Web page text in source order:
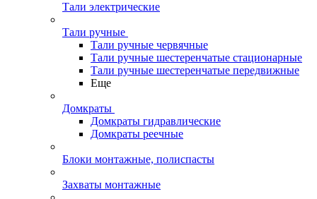
Тали электрические
Тали ручные
Тали ручные червячные
Тали ручные шестеренчатые стационарные
Тали ручные шестеренчатые передвижные
Еще
Домкраты
Домкраты гидравлические
Домкраты реечные
Блоки монтажные, полиспасты
Захваты монтажные